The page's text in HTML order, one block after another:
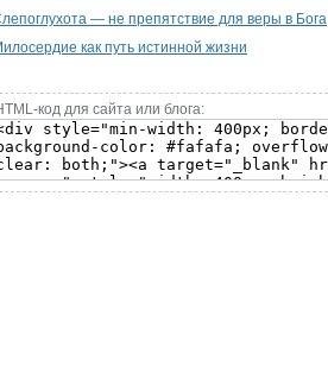
— не препятствие для веры в Бога
как путь истинной жизни
код для сайта или блога: